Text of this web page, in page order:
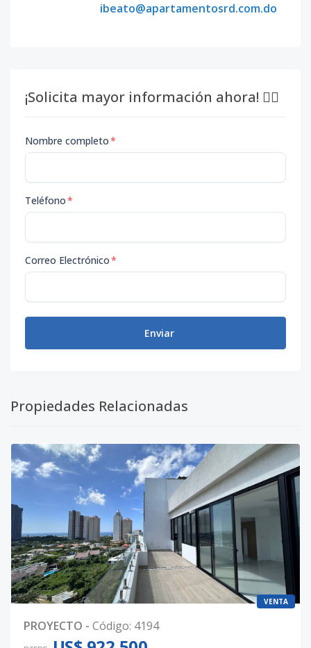
ibeato@apartamentosrd.com.do
¡Solicita mayor información ahora! 👇🏽
Nombre completo*
Teléfono*
Correo Electrónico*
Enviar
Propiedades Relacionadas
VENTA
PROYECTO - Código: 4194